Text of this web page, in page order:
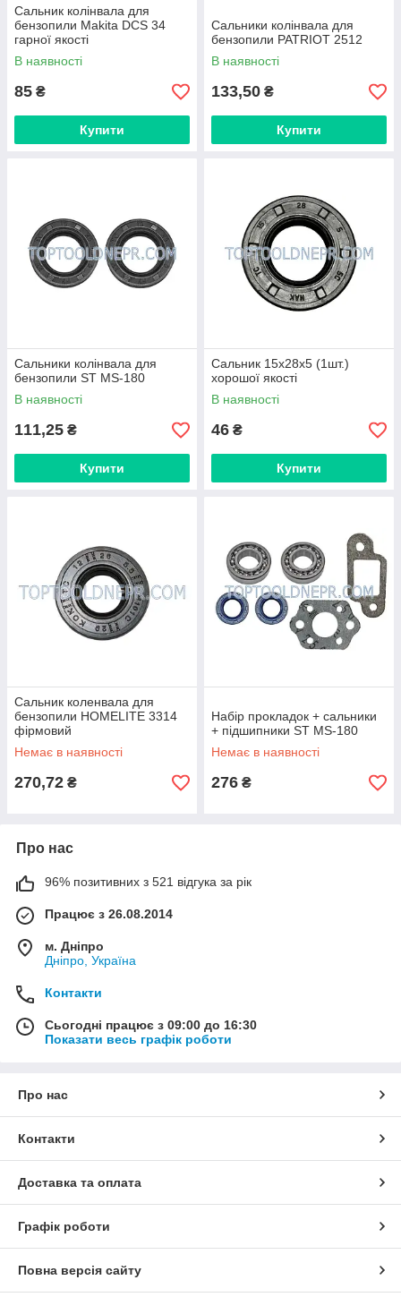
Сальник колінвала для
бензопили Makita DCS 34
гарної якості
В наявності
85 ₴
Купити
Сальники колінвала для
бензопили PATRIOT 2512
В наявності
133,50 ₴
Купити
Сальники колінвала для
бензопили ST MS-180
В наявності
111,25 ₴
Купити
Сальник 15х28х5 (1шт.)
хорошої якості
В наявності
46 ₴
Купити
Сальник коленвала для
бензопили HOMELITE 3314
фірмовий
Немає в наявності
270,72 ₴
Набір прокладок + сальники
+ підшипники ST MS-180
Немає в наявності
276 ₴
Про нас
96% позитивних з 521 відгука за рік
Працює з 26.08.2014
м. Дніпро
Дніпро, Україна
Контакти
Сьогодні працює з 09:00 до 16:30
Показати весь графік роботи
Про нас
Контакти
Доставка та оплата
Графік роботи
Повна версія сайту